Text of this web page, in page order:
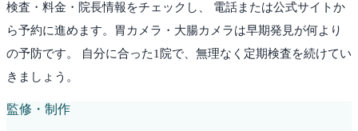
検査・料金・院長情報をチェックし、 電話または公式サイトか
ら予約に進めます。胃カメラ・大腸カメラは早期発見が何より
の予防です。 自分に合った1院で、無理なく定期検査を続けてい
きましょう。
監修・制作